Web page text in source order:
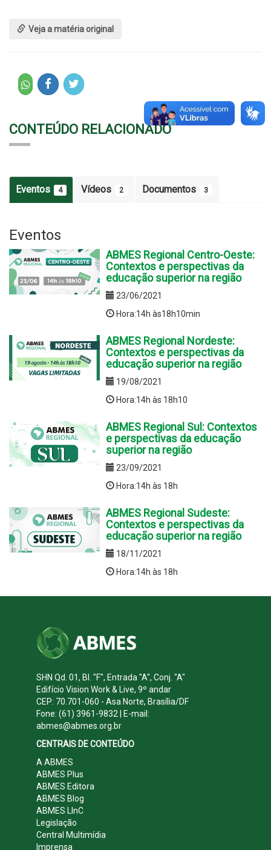
Veja a matéria original
CONTEÚDO RELACIONADO
Eventos 4 Vídeos 2 Documentos 3
Eventos
ABMES Regional Centro-Oeste:
Contextos e perspectivas da
educação superior na região
23/06/2021
Hora:14h às18h10min
ABMES Regional Nordeste:
Contextos e perspectivas da
educação superior na região
19/08/2021
Hora:14h às 18h10
ABMES Regional Sul: Contextos
e perspectivas da educação
superior na região
23/09/2021
Hora:14h às 18h
ABMES Regional Sudeste:
Contextos e perspectivas da
educação superior na região
18/11/2021
Hora:14h às 18h
SHN Qd. 01, Bl. "F", Entrada "A", Conj. "A"
Edifício Vision Work & Live, 9º andar
CEP: 70.701-060 - Asa Norte, Brasília/DF
Fone: (61) 3961-9832 | E-mail:
abmes@abmes.org.br
CENTRAIS DE CONTEÚDO
A ABMES
ABMES Plus
ABMES Editora
ABMES Blog
ABMES LInC
Legislação
Central Multimídia
Imprensa